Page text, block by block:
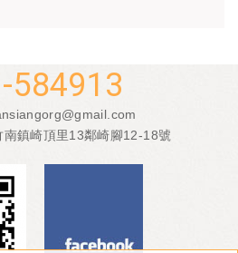
584913
南鎮崎頂里13鄰崎腳12-18號